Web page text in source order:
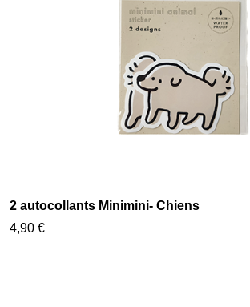
2 autocollants Minimini- Chiens
4,90 €